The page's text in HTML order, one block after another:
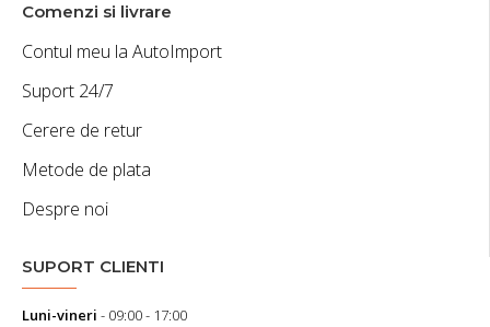
Comenzi si livrare
Contul meu la AutoImport
Suport 24/7
Cerere de retur
Metode de plata
Despre noi
SUPORT CLIENTI
Luni-vineri - 09:00 - 17:00